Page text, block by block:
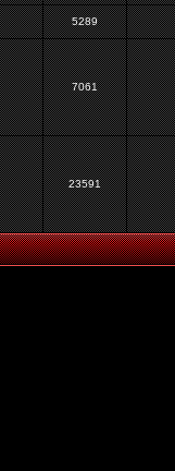
5289
7061
23591